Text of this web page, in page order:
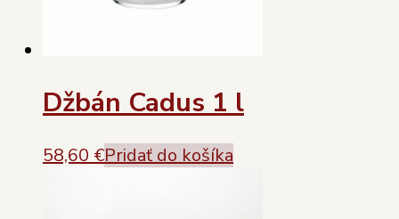
Džbán Cadus 1 l
58,60 €Pridať do košíka